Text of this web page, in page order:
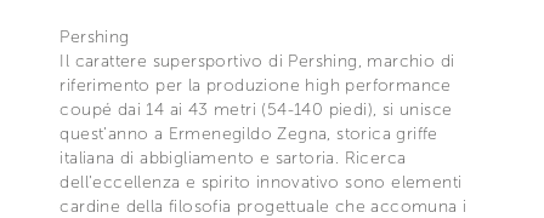
Pershing
Il carattere supersportivo di Pershing, marchio di
riferimento per la produzione high performance
coupé dai 14 ai 43 metri (54-140 piedi), si unisce
quest’anno a Ermenegildo Zegna, storica griffe
italiana di abbigliamento e sartoria. Ricerca
dell’eccellenza e spirito innovativo sono elementi
cardine della filosofia progettuale che accomuna i